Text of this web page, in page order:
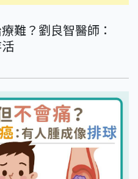
難？劉良智醫師：